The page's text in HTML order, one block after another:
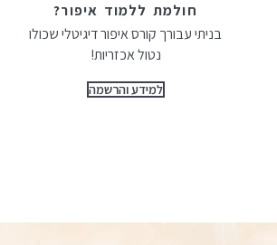
חולמת ללמוד איפור?
בניתי עבורך קורס איפור דיגיטלי שכולו
נטול אכזריות!
למידע והרשמה